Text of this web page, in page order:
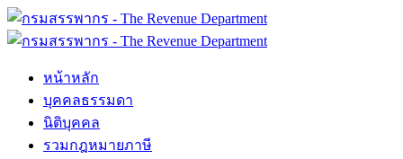
หน้าหลัก
บุคคลธรรมดา
นิติบุคคล
รวมกฎหมายภาษี